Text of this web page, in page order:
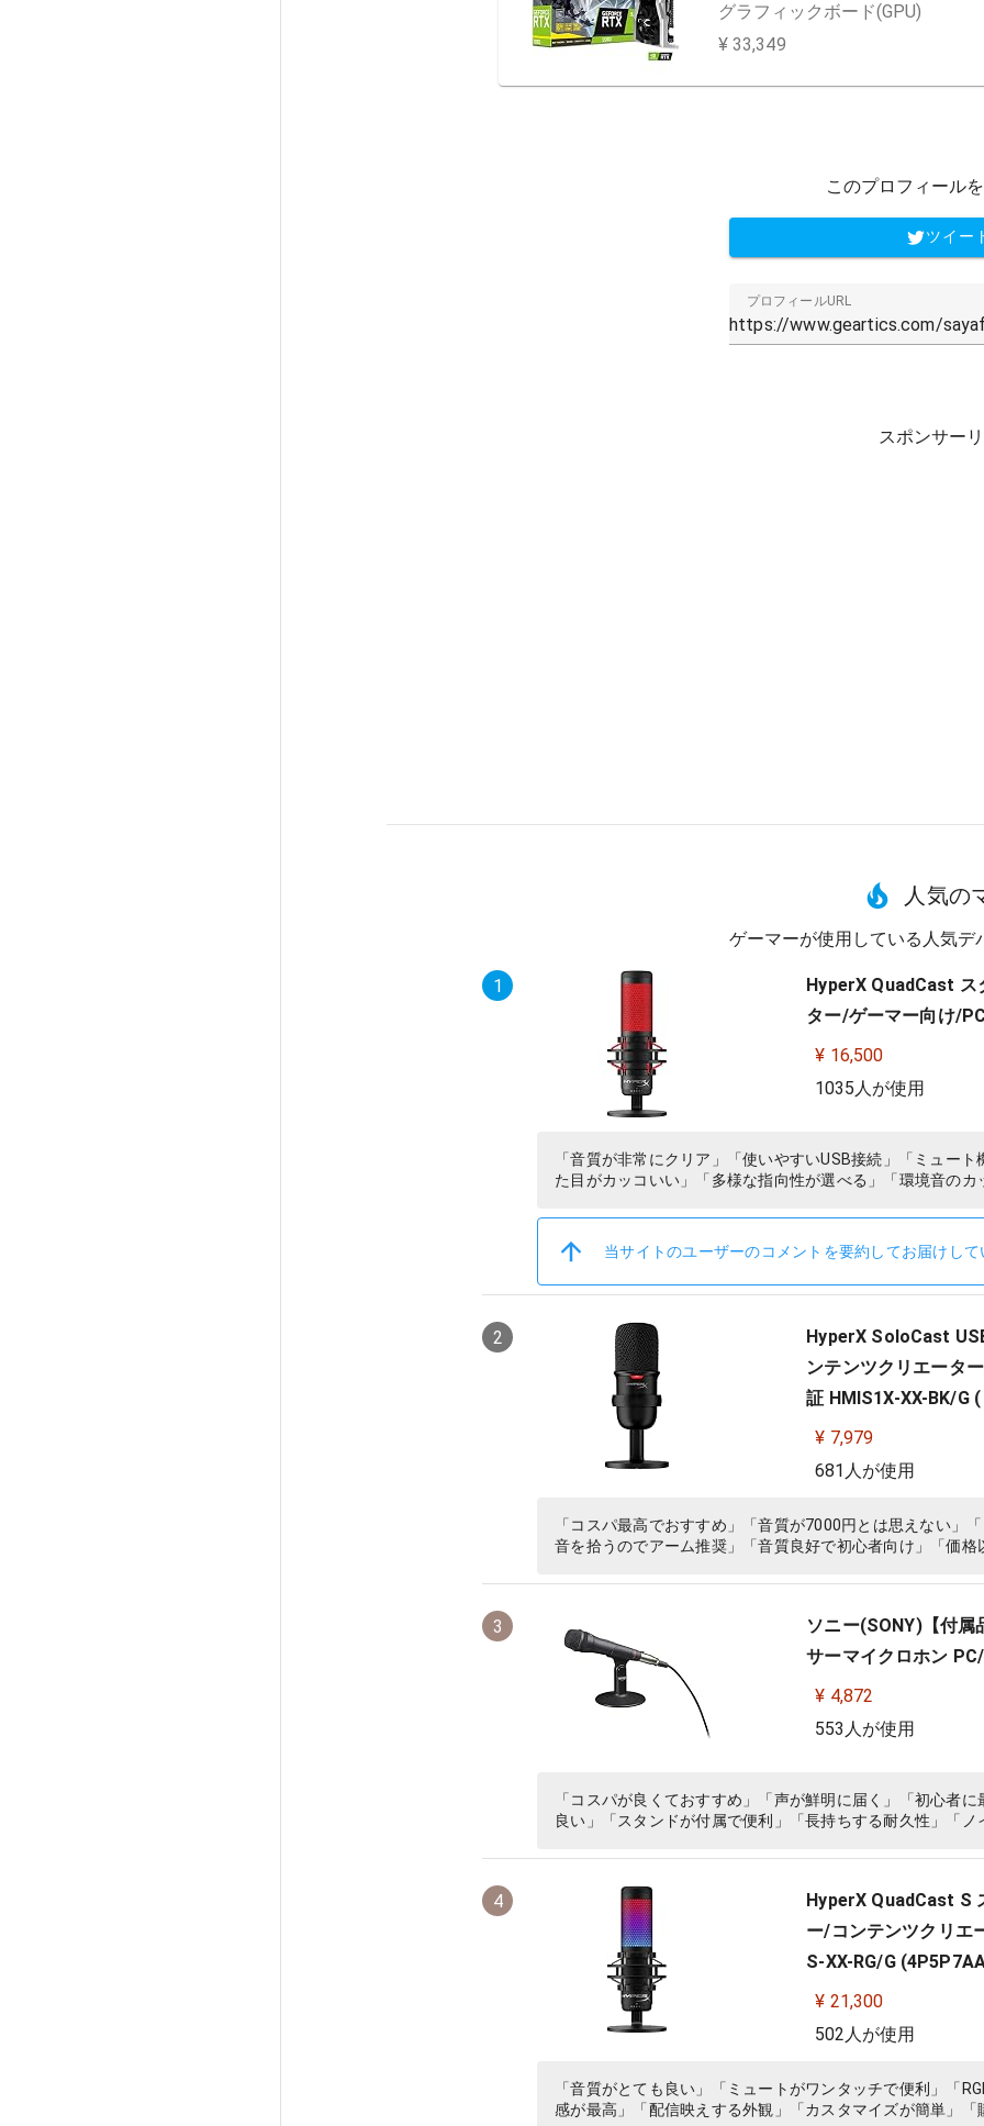
グラフィックボード(GPU)
¥ 33,349
このプロフィール
ツイー
プロフィールURL
スポンサー
人気の
ゲーマーが使用している人気デ
1
HyperX QuadCast ス
ター/ゲーマー向け/
¥ 16,500
1035人が使用
「音質が非常にクリア」「使いやすいUSB接続」「ミュー
た目がカッコいい」「多様な指向性が選べる」「環境音のカ
当サイトのユーザーのコメントを要約してお届けして
2
HyperX SoloCast
ンテンツクリエータ
証 HMIS1X-XX-BK/G
¥ 7,979
681人が使用
「コスパ最高でおすすめ」「音質が7000円とは思えない」
音を拾うのでアーム推奨」「音質良好で初心者向け」「価
3
ソニー(SONY)【付属
サーマイクロホン
¥ 4,872
553人が使用
「コスパが良くておすすめ」「声が鮮明に届く」「初心者
良い」「スタンドが付属で便利」「長持ちする耐久性」「ノ
4
HyperX QuadCast S
ー/コンテンツクリエ
S-XX-RG/G
¥ 21,300
502人が使用
「音質がとても良い」「ミュートがワンタッチで便利」「
感が最高」「配信映えする外観」「カスタマイズが簡単」「